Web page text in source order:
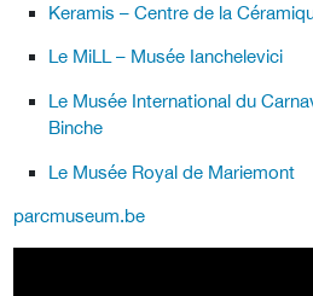
Keramis – Centre de la
Le MiLL – Musée Ianchelevici
Le Musée International du
Binche
Le Musée Royal de Mariemont
parcmuseum.be